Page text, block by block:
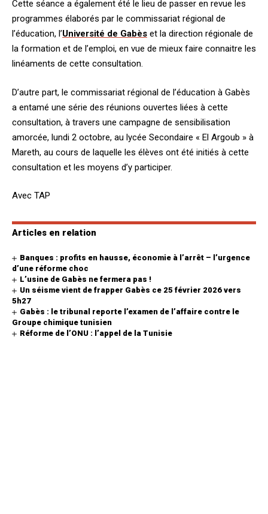
Cette séance a également été le lieu de passer en revue les
programmes élaborés par le commissariat régional de
l’éducation, l’Université de Gabès et la direction régionale de
la formation et de l’emploi, en vue de mieux faire connaitre les
linéaments de cette consultation.
D’autre part, le commissariat régional de l’éducation à Gabès
a entamé une série des réunions ouvertes liées à cette
consultation, à travers une campagne de sensibilisation
amorcée, lundi 2 octobre, au lycée Secondaire « El Argoub » à
Mareth, au cours de laquelle les élèves ont été initiés à cette
consultation et les moyens d’y participer.
Avec TAP
Articles en relation
Banques : profits en hausse, économie à l’arrêt – l’urgence
d’une réforme choc
L’usine de Gabès ne fermera pas !
Un séisme vient de frapper Gabès ce 25 février 2026 vers
5h27
Gabès : le tribunal reporte l’examen de l’affaire contre le
Groupe chimique tunisien
Réforme de l’ONU : l’appel de la Tunisie